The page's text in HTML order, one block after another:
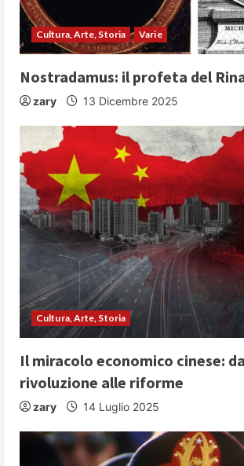
i
n
g
Cultura, Arte, Storia Varie
Nostradamus: il profeta del
zary 13 Dicembre 2025
Cultura, Arte, Storia
Il miracolo economico cinese:
rivoluzione alle riforme
zary 14 Luglio 2025